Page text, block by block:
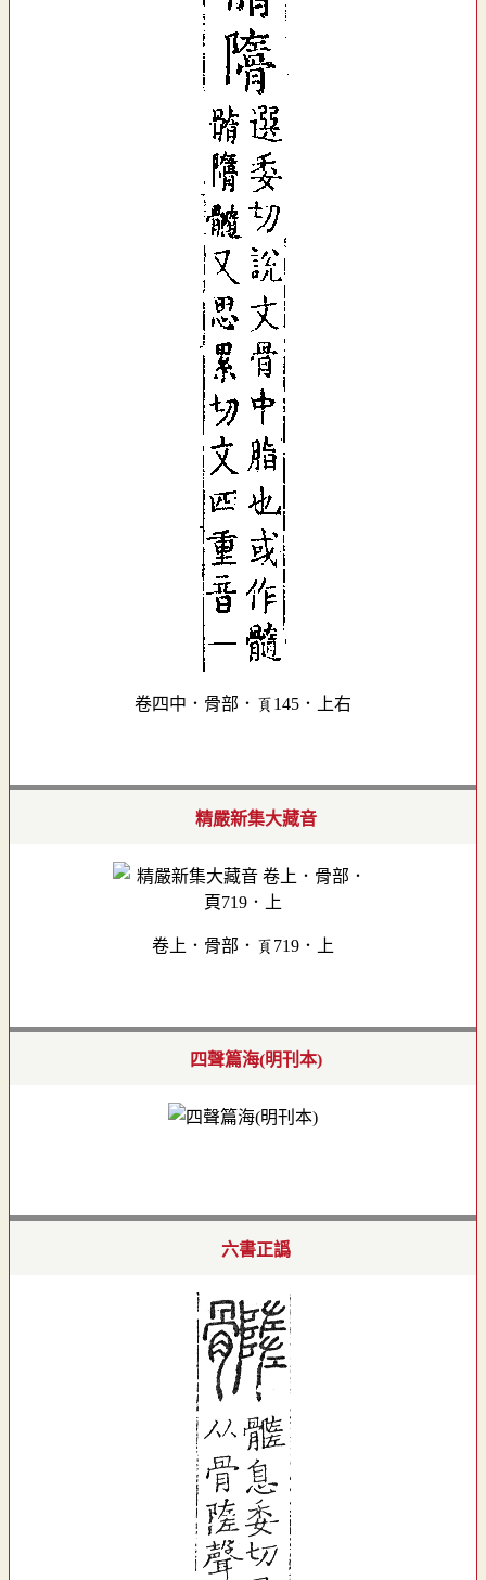
卷四中．骨部．頁145．上右
精嚴新集大藏音
卷上．骨部．頁719．上
四聲篇海(明刊本)
六書正譌